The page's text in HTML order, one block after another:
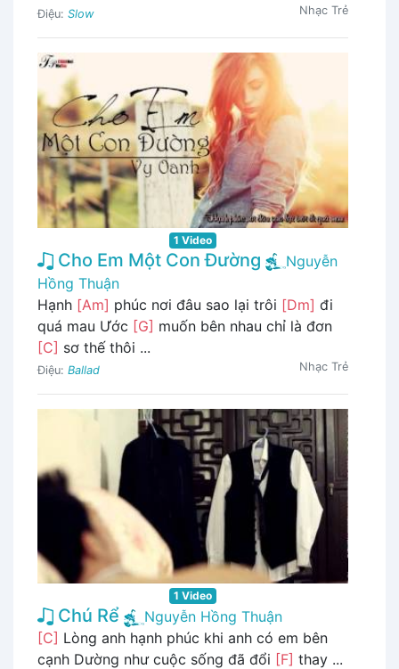
Điệu: Slow Nhạc Trẻ
1 Video
Cho Em Một Con Đường
Nguyễn
Hồng Thuận
Hạnh [Am] phúc nơi đâu sao lại trôi [Dm] đi
quá mau Ước [G] muốn bên nhau chỉ là đơn
[C] sơ thế thôi ...
Điệu: Ballad Nhạc Trẻ
1 Video
Chú Rể
Nguyễn Hồng Thuận
[C] Lòng anh hạnh phúc khi anh có em bên
cạnh Dường như cuộc sống đã đổi [F] thay ...